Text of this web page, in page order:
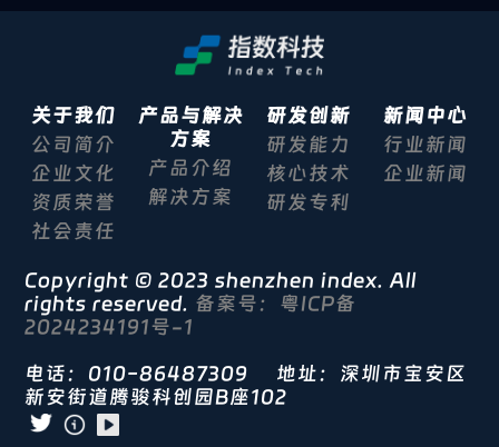
关于我们
公司简介
企业文化
资质荣誉
社会责任
产品与解决
方案
产品介绍
解决方案
研发创新
研发能力
核心技术
研发专利
新闻中心
行业新闻
企业新闻
Copyright © 2023 shenzhen index. All
rights reserved. 备案号：粤ICP备
2024234191号-1
电话：010-86487309 地址：深圳市宝安区
新安街道腾骏科创园B座102